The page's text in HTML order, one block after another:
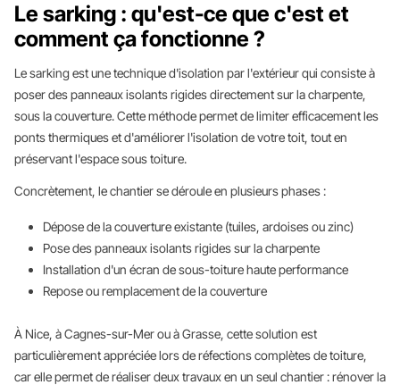
Le sarking : qu'est-ce que c'est et
comment ça fonctionne ?
Le sarking est une technique d'isolation par l'extérieur qui consiste à
poser des panneaux isolants rigides directement sur la charpente,
sous la couverture. Cette méthode permet de limiter efficacement les
ponts thermiques et d'améliorer l'isolation de votre toit, tout en
préservant l'espace sous toiture.
Concrètement, le chantier se déroule en plusieurs phases :
Dépose de la couverture existante (tuiles, ardoises ou zinc)
Pose des panneaux isolants rigides sur la charpente
Installation d'un écran de sous-toiture haute performance
Repose ou remplacement de la couverture
À Nice, à Cagnes-sur-Mer ou à Grasse, cette solution est
particulièrement appréciée lors de réfections complètes de toiture,
car elle permet de réaliser deux travaux en un seul chantier : rénover la